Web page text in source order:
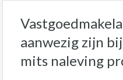
aanwezig zijn
mits naleving